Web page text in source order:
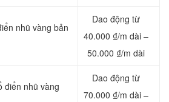
nhũ vàng bản
Dao động từ
40.000 ₫/m dài –
50.000 ₫/m dài
điển nhũ vàng
Dao động từ
70.000 ₫/m dài –